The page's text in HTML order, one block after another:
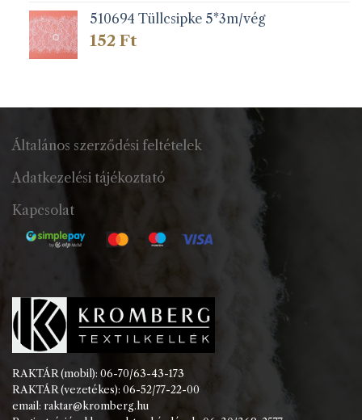
510694 Tüllcsipke 5*3m/vég
152 Ft
Általános szerződési feltételek
Adatkezelési tájékoztató
Kapcsolat
RAKTÁR (mobil): 06-70/63-43-173
RAKTÁR (vezetékes): 06-52/77-22-00
email: raktar@kromberg.hu